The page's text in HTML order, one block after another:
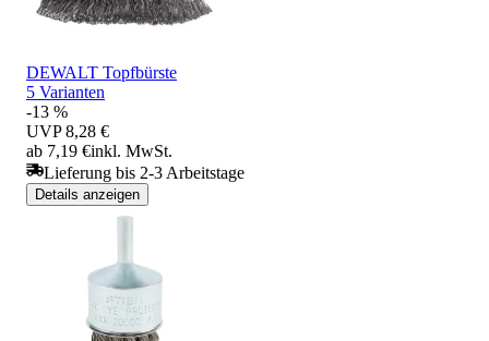
DEWALT Topfbürste
5 Varianten
-13 %
UVP 8,28 €
ab 7,19 €inkl. MwSt.
Lieferung bis 2-3 Arbeitstage
Details anzeigen